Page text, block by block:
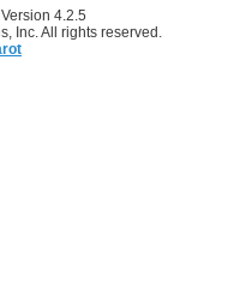
4.2.5
Inc. All rights reserved.